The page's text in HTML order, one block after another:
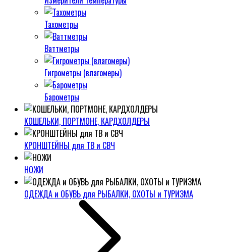
Тахометры
Ваттметры
Гигрометры (влагомеры)
Барометры
КОШЕЛЬКИ, ПОРТМОНЕ, КАРДХОЛДЕРЫ
КРОНШТЕЙНЫ для ТВ и СВЧ
НОЖИ
ОДЕЖДА и ОБУВЬ для РЫБАЛКИ, ОХОТЫ и ТУРИЗМА